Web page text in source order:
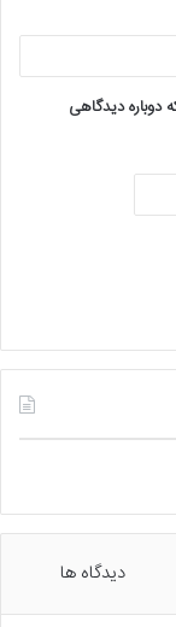
دوباره دیدگاهی
دیدگاه ها